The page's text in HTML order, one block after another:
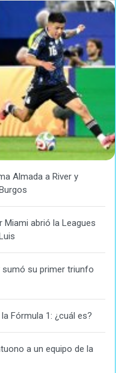
Almada a River y
Miami abrió la Leagues
su primer triunfo
Fórmula 1: ¿cuál es?
a un equipo de la